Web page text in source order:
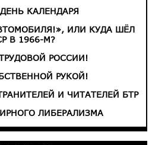
КАЛЕНДАРЯ
ИЛИ КУДА ШЁЛ
В 1966-М?
РОССИИ!
РУКОЙ!
И ЧИТАТЕЛЕЙ БТР
ЛИБЕРАЛИЗМА